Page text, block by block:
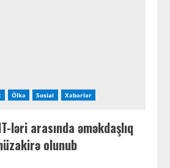
Ölkə Sosial Xəbərlər
ləri arasında əməkdaşlıq
olunub